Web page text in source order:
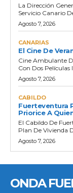
La Dirección
Servicio Canario
Agosto 7, 2026
CANARIAS
El Cine De
Cine Ambulante
Con Dos Películas
Agosto 7, 2026
CABILDO
Fuerteventura
Priorice A
El Cabildo De
Plan De Vivienda
Agosto 7, 2026
ONDA